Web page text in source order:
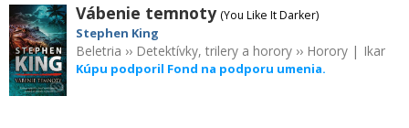
Vábenie temnoty (You Like It Darker)
Stephen King
Beletria ›› Detektívky, trilery a horory›› Horory| Ikar
Kúpu podporil Fond na podporu umenia.